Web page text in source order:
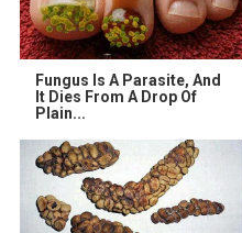
Fungus Is A Parasite, And
It Dies From A Drop Of
Plain...